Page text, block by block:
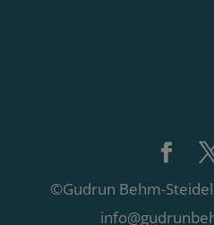
©Gudrun Behm-